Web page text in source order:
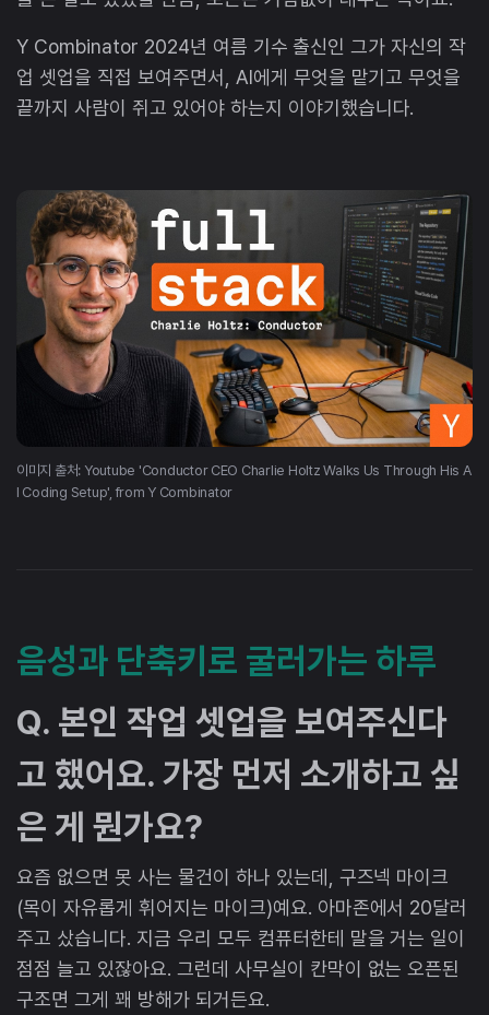
Y Combinator 2024년 여름 기수 출신인 그가 자신의 작
업 셋업을 직접 보여주면서, AI에게 무엇을 맡기고 무엇을
끝까지 사람이 쥐고 있어야 하는지 이야기했습니다.
이미지 출처: Youtube 'Conductor CEO Charlie Holtz Walks Us Through His A
I Coding Setup', from Y Combinator
음성과 단축키로 굴러가는 하루
Q. 본인 작업 셋업을 보여주신다
고 했어요. 가장 먼저 소개하고 싶
은 게 뭔가요?
요즘 없으면 못 사는 물건이 하나 있는데, 구즈넥 마이크
(목이 자유롭게 휘어지는 마이크)예요. 아마존에서 20달러
주고 샀습니다. 지금 우리 모두 컴퓨터한테 말을 거는 일이
점점 늘고 있잖아요. 그런데 사무실이 칸막이 없는 오픈된
구조면 그게 꽤 방해가 되거든요.